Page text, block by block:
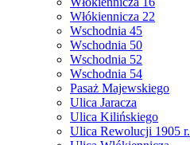
Włókiennicza 22
Wschodnia 45
Wschodnia 50
Wschodnia 52
Wschodnia 54
Pasaż Majewskiego
Ulica Jaracza
Ulica Kilińskiego
Ulica Rewolucji 1905 r.